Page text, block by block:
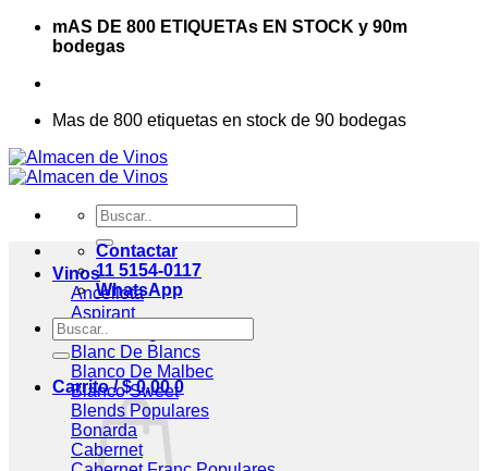
Saltar mAS DE 800 ETIQUETAs EN STOCK y 90m
bodegas
Mas de 800 etiquetas en stock de 90 bodegas
Buscar
por:
Vinos
Ancellota
Aspirant
Assemblage
Blanc De Blancs
Blanco De Malbec
Blanco Sweet
Blends
Bonarda
Cabernet
Contactar
11 5154-0117
WhatsApp
Buscar
por:
Carrito /$0,00 0